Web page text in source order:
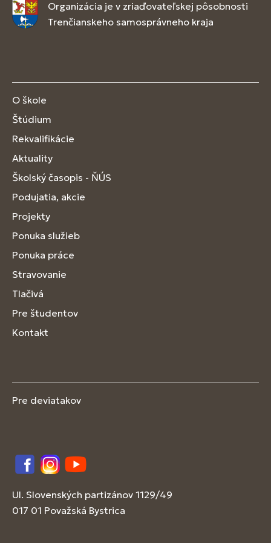
Organizácia je v zriaďovateľskej pôsobnosti
Trenčianskeho samosprávneho kraja
O škole
Štúdium
Rekvalifikácie
Aktuality
Školský časopis - ŇÚS
Podujatia, akcie
Projekty
Ponuka služieb
Ponuka práce
Stravovanie
Tlačivá
Pre študentov
Kontakt
Pre deviatakov
FacebookInstagram
YouTube
Ul. Slovenských partizánov 1129/49
017 01 Považská Bystrica